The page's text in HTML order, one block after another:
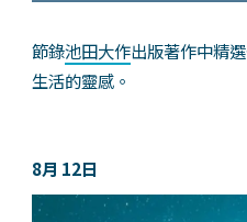
節錄池田大作出版著作中精
生活的靈感。
8月 12日